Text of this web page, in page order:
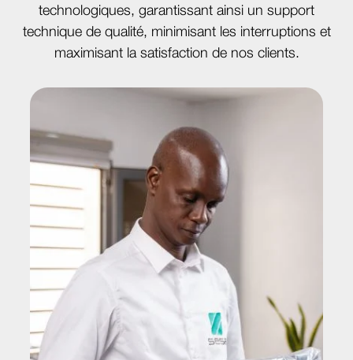
technologiques, garantissant ainsi un support
technique de qualité, minimisant les interruptions et
maximisant la satisfaction de nos clients.